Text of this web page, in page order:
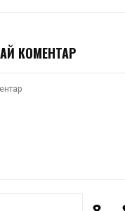
КОМЕНТАР